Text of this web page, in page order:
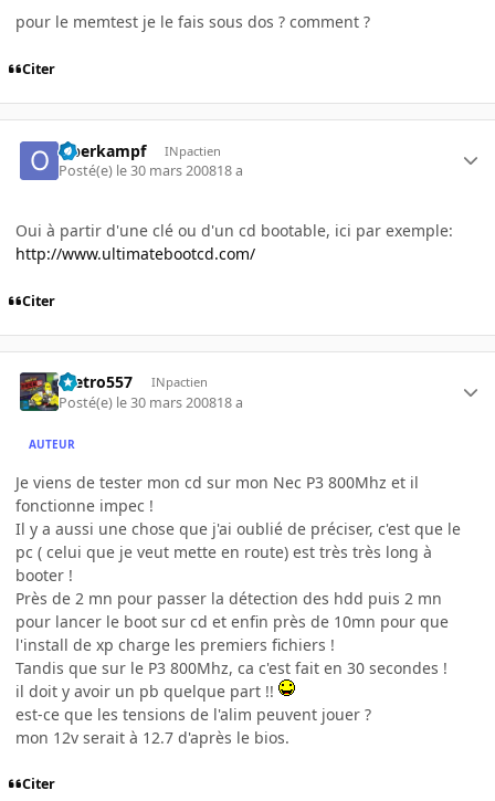
pour le memtest je le fais sous dos ? comment ?
Citer
Oberkampf INpactien
Posté(e) le 30 mars 200818 a
Oui à partir d'une clé ou d'un cd bootable, ici par exemple:
http://www.ultimatebootcd.com/
Citer
metro557 INpactien
Posté(e) le 30 mars 200818 a
AUTEUR
Je viens de tester mon cd sur mon Nec P3 800Mhz et il
fonctionne impec !
Il y a aussi une chose que j'ai oublié de préciser, c'est que le
pc ( celui que je veut mette en route) est très très long à
booter !
Près de 2 mn pour passer la détection des hdd puis 2 mn
pour lancer le boot sur cd et enfin près de 10mn pour que
l'install de xp charge les premiers fichiers !
Tandis que sur le P3 800Mhz, ca c'est fait en 30 secondes !
il doit y avoir un pb quelque part !!
est-ce que les tensions de l'alim peuvent jouer ?
mon 12v serait à 12.7 d'après le bios.
Citer